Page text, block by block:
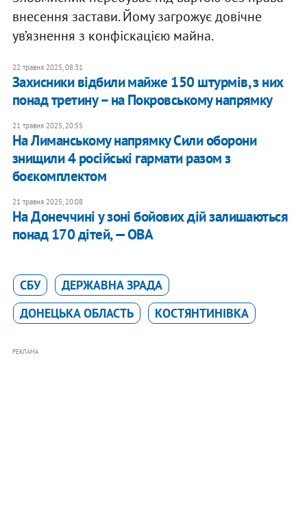
внесення застави. Йому загрожує довічне
ув’язнення з конфіскацією майна.
22 травня 2025, 08:31
Захисники відбили майже 150 штурмів, з них
понад третину – на Покровському напрямку
21 травня 2025, 20:55
На Лиманському напрямку Сили оборони
знищили 4 російські гармати разом з
боєкомплектом
21 травня 2025, 20:08
На Донеччині у зоні бойових дій залишаються
понад 170 дітей, — ОВА
СБУ
ДЕРЖАВНА ЗРАДА
ДОНЕЦЬКА ОБЛАСТЬ
КОСТЯНТИНІВКА
РЕКЛАМА